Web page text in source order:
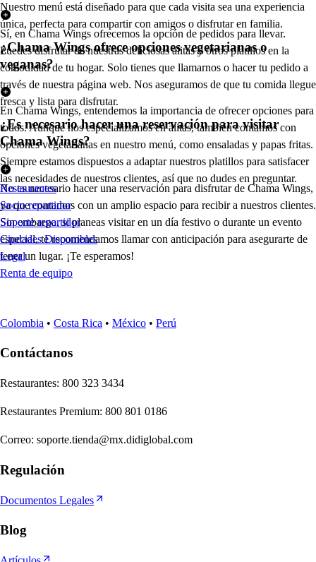
Nuestro menú está diseñado para que cada visita sea una experiencia
única, perfecta para compartir con amigos o disfrutar en familia.
Sí, en Chama Wings ofrecemos la opción de pedidos para llevar.
Puedes disfrutar de nuestras deliciosas alitas y otros platillos en la
comodidad de tu hogar. Solo tienes que llamarnos o hacer tu pedido a
través de nuestra página web. Nos aseguramos de que tu comida llegue
fresca y lista para disfrutar.
¿Chama Wings ofrece opciones vegetarianas o
veganas?
En Chama Wings, entendemos la importancia de ofrecer opciones para
todos. Aunque nos especializamos en alitas, también contamos con
opciones vegetarianas en nuestro menú, como ensaladas y papas fritas.
Siempre estamos dispuestos a adaptar nuestros platillos para satisfacer
las necesidades de nuestros clientes, así que no dudes en preguntar.
¿Es necesario hacer una reservación para visitar
Chama Wings?
No es necesario hacer una reservación para disfrutar de Chama Wings,
ya que contamos con un amplio espacio para recibir a nuestros clientes.
Sin embargo, si planeas visitar en un día festivo o durante un evento
especial, te recomendamos llamar con anticipación para asegurarte de
tener un lugar. ¡Te esperamos!
Restaurantes
Socio repartidor
Soporte repartidor
Ciudades Disponibles
Legal
Renta de equipo
Colombia • Costa Rica • México • Perú
Contáctanos
Restaurantes: 800 323 3434
Restaurantes Premium: 800 801 0186
Correo: soporte.tienda@mx.didiglobal.com
Regulación
Documentos Legales
Blog